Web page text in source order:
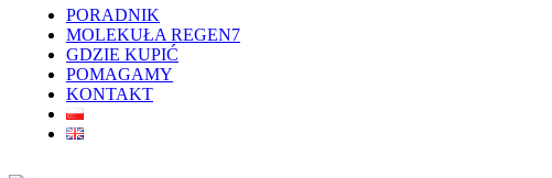
PORADNIK
MOLEKUŁA REGEN7
GDZIE KUPIĆ
POMAGAMY
KONTAKT